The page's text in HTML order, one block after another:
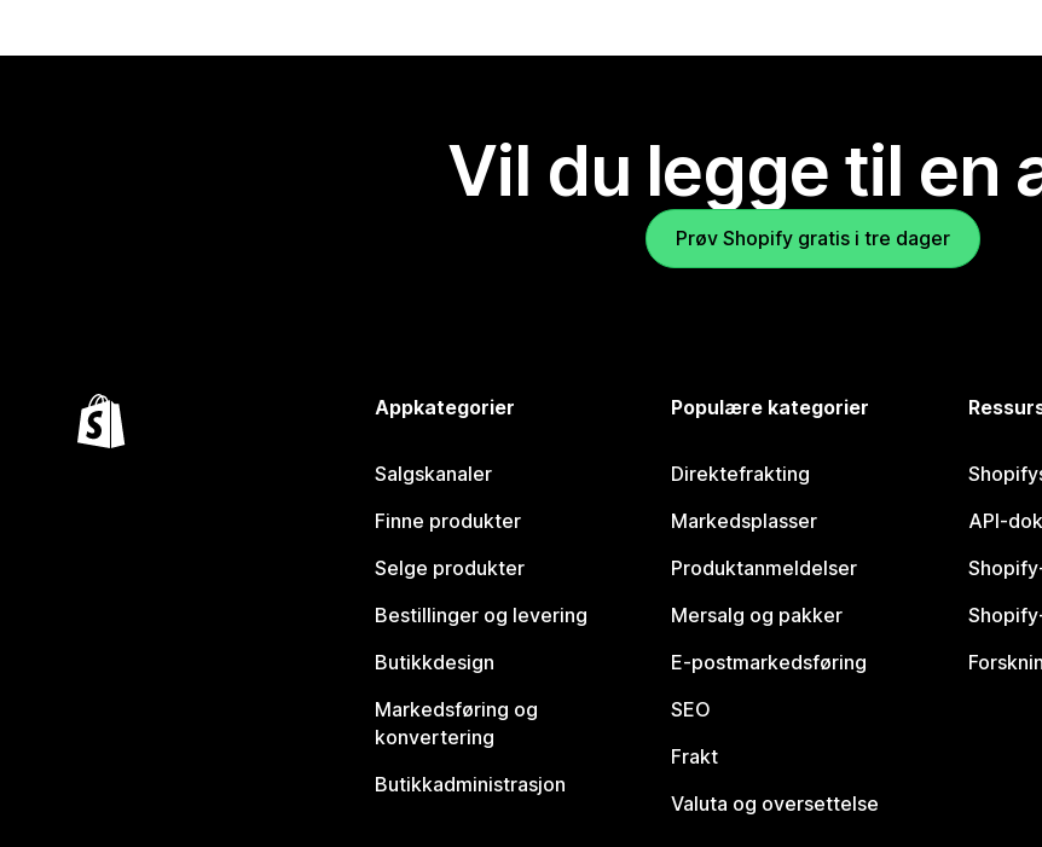
Vil du legge til en
Prøv Shopify gratis i tre dager
Appkategorier
Salgskanaler
Finne produkter
Selge produkter
Bestillinger og levering
Butikkdesign
Markedsføring og
konvertering
Butikkadministrasjon
Populære kategorier
Direktefrakting
Markedsplasser
Produktanmeldelser
Mersalg og pakker
E-postmarkedsføring
SEO
Frakt
Valuta og oversettelse
API-